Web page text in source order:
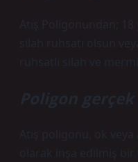
Atış Poligonundan;
silah ruhsatı olsun
ruhsatlı silah ve
Poligon gerçek
Atış poligonu, ok
olarak inşa edilmiş bir